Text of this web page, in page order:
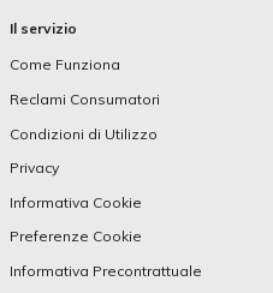
Il servizio
Come Funziona
Reclami Consumatori
Condizioni di Utilizzo
Privacy
Informativa Cookie
Preferenze Cookie
Informativa Precontrattuale